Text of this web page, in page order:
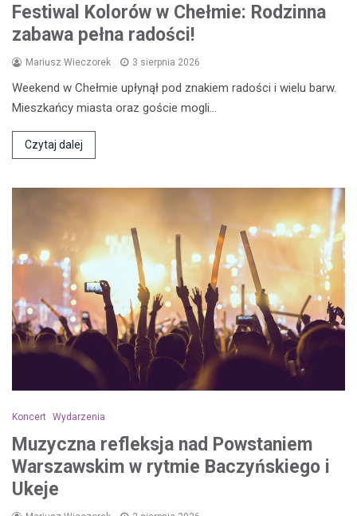
Festiwal Kolorów w Chełmie: Rodzinna
zabawa pełna radości!
Mariusz Wieczorek 3 sierpnia 2026
Weekend w Chełmie upłynął pod znakiem radości i wielu barw.
Mieszkańcy miasta oraz goście mogli…
Czytaj dalej
Koncert Wydarzenia
Muzyczna refleksja nad Powstaniem
Warszawskim w rytmie Baczyńskiego i
Ukeje